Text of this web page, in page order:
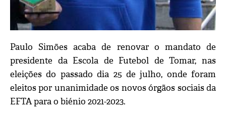
Paulo Simões acaba de renovar o mandato de
presidente da Escola de Futebol de Tomar, nas
eleições do passado dia 25 de julho, onde foram
eleitos por unanimidade os novos órgãos sociais da
EFTA para o biénio 2021-2023.